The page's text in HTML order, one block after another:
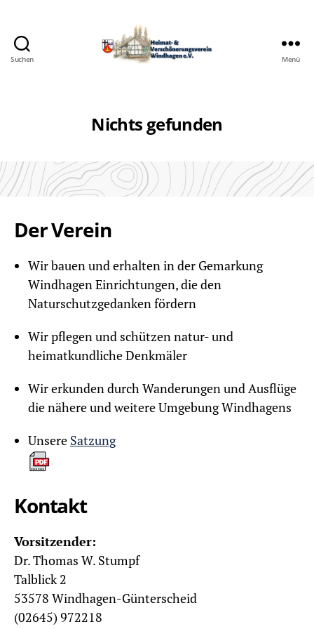
Suchen
Windhagen
e.V.
Menü
Nichts gefunden
Der Verein
Wir bauen und erhalten in der Gemarkung
Windhagen Einrichtungen, die den
Naturschutzgedanken fördern
Wir pflegen und schützen natur- und
heimatkundliche Denkmäler
Wir erkunden durch Wanderungen und Ausflüge
die nähere und weitere Umgebung Windhagens
Unsere Satzung
Kontakt
Vorsitzender:
Dr. Thomas W. Stumpf
Talblick 2
53578 Windhagen-Günterscheid
(02645) 972218